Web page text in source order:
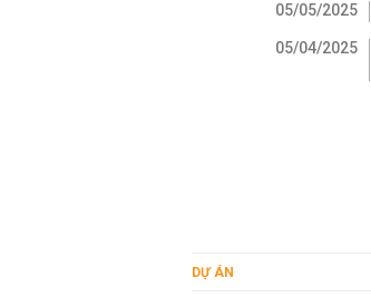
05/05/2025
05/04/2025
DỰ ÁN